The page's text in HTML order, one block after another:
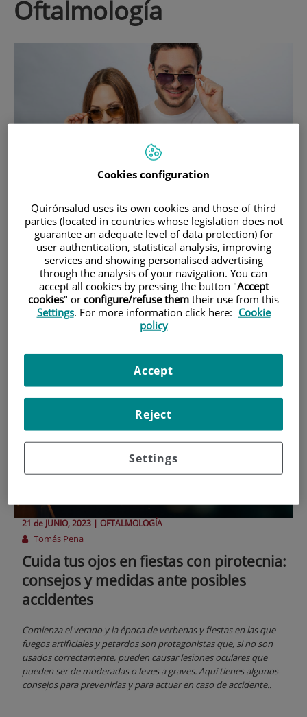
oftalmología
25 deJUNIO, 2025 |OFTALMOLOGÍA
Dra. Dora Fernández Agrafojo
Cómo afectan los rayos UV a tus ojos y
cómo proteger tu salud visual del sol
El sol también puede dañar tus ojos. Más allá de la luz visible, los
rayos UV penetran y afectan a la salud ocular si no se protege
adecuadamente.
21 deJUNIO, 2023 | OFTALMOLOGÍA
Tomás Pena
Cuida tus ojos en fiestas con pirotecnia:
consejos y medidas ante posibles
accidentes
Comienza el verano y la época de verbenas y fiestas en las que
fuegos artificiales y petardos son protagonistas que, si no son
usados correctamente, pueden causar lesiones oculares que
pueden ser de moderadas o leves a graves. Aquí tienes algunos
consejos para prevenirlas y para actuar en caso de accidente..
Cookies configuration
Quirónsalud uses its own cookies and those of third
parties (located in countries whose legislation does not
guarantee an adequate level of data protection) for
user authentication, statistical analysis, improving
services and showing personalised advertising
through the analysis of your navigation. You can
accept all cookies by pressing the button "Accept
cookies" or configure/refuse them their use from this
Settings. For more information click here: Cookie
policy
Settings
Reject
Accept